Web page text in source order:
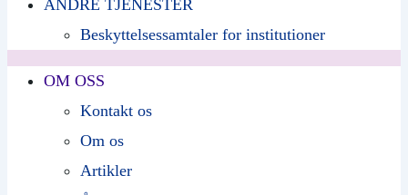
ANDRE TJENESTER
Beskyttelsessamtaler for institutioner
OM OSS
Kontakt os
Om os
Artikler